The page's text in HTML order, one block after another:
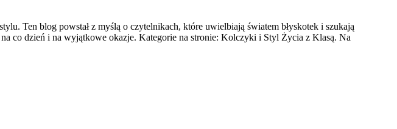
Ten blog powstał z myślą o czytelnikach, które uwielbiają światem błyskotek i szukają
co dzień i na wyjątkowe okazje. Kategorie na stronie: Kolczyki i Styl Życia z Klasą. Na